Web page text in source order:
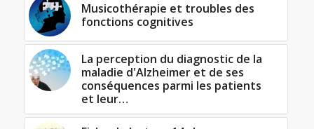
Musicothérapie et troubles des
fonctions cognitives
La perception du diagnostic de la
maladie d'Alzheimer et de ses
conséquences parmi les patients
et leur…